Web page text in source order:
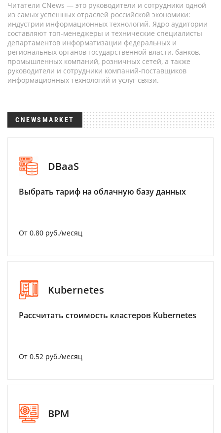
Читатели CNews — это руководители и сотрудники одной
из самых успешных отраслей российской экономики:
индустрии информационных технологий. Ядро аудитории
составляют топ-менеджеры и технические специалисты
департаментов информатизации федеральных и
региональных органов государственной власти, банков,
промышленных компаний, розничных сетей, а также
руководители и сотрудники компаний-поставщиков
информационных технологий и услуг связи.
CNEWSMARKET
DBaaS
Выбрать тариф на облачную базу данных
От 0.80 руб./месяц
Kubernetes
Рассчитать стоимость кластеров Kubernetes
От 0.52 руб./месяц
BPM